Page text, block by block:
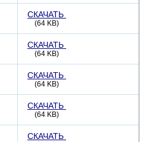
СКАЧАТЬ
(64 KB)
СКАЧАТЬ
(64 KB)
СКАЧАТЬ
(64 KB)
СКАЧАТЬ
(64 KB)
СКАЧАТЬ